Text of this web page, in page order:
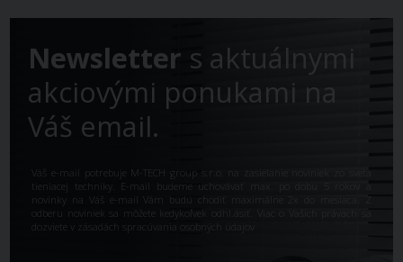
Newsletter s aktuálnymi
akciovými ponukami na
Váš email.
Váš e-mail potrebuje M-TECH group s.r.o. na zasielanie noviniek zo sveta
tieniacej techniky. E-mail budeme uchovávať max. po dobu 5 rokov a
novinky na Váš e-mail Vám budú chodiť maximálne 2x do mesiaca. Z
odberu noviniek sa môžete kedykoľvek odhl.ásiť. Viac o Vašich právach sa
dozviete v zásadách spracúvania osobných údajov